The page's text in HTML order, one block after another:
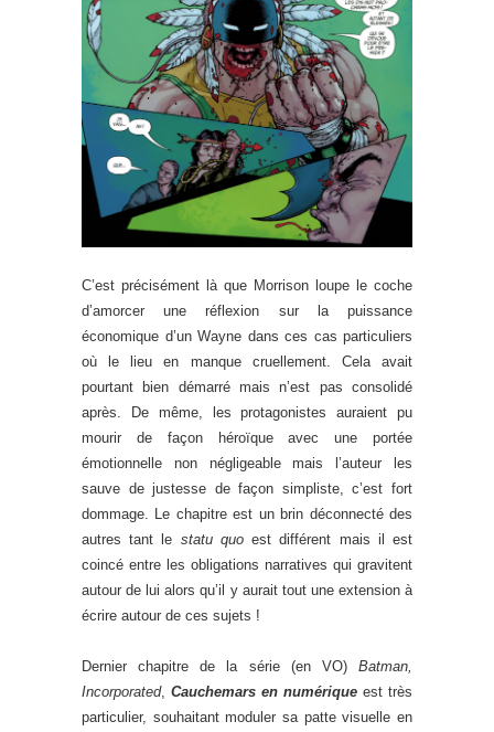
C’est précisément là que Morrison loupe le coche
d’amorcer une réflexion sur la puissance
économique d’un Wayne dans ces cas particuliers
où le lieu en manque cruellement. Cela avait
pourtant bien démarré mais n’est pas consolidé
après. De même, les protagonistes auraient pu
mourir de façon héroïque avec une portée
émotionnelle non négligeable mais l’auteur les
sauve de justesse de façon simpliste, c’est fort
dommage. Le chapitre est un brin déconnecté des
autres tant le statu quoest différent mais il est
coincé entre les obligations narratives qui gravitent
autour de lui alors qu’il y aurait tout une extension à
écrire autour de ces sujets !
Dernier chapitre de la série (en VO) Batman,
Incorporated, Cauchemars en numérique est très
particulier, souhaitant moduler sa patte visuelle en